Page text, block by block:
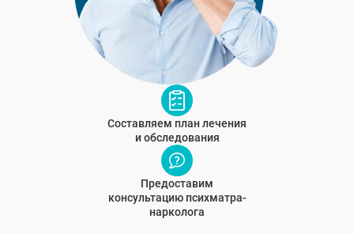
Составляем план лечения
и обследования
Предоставим
консультацию психматра-
нарколога